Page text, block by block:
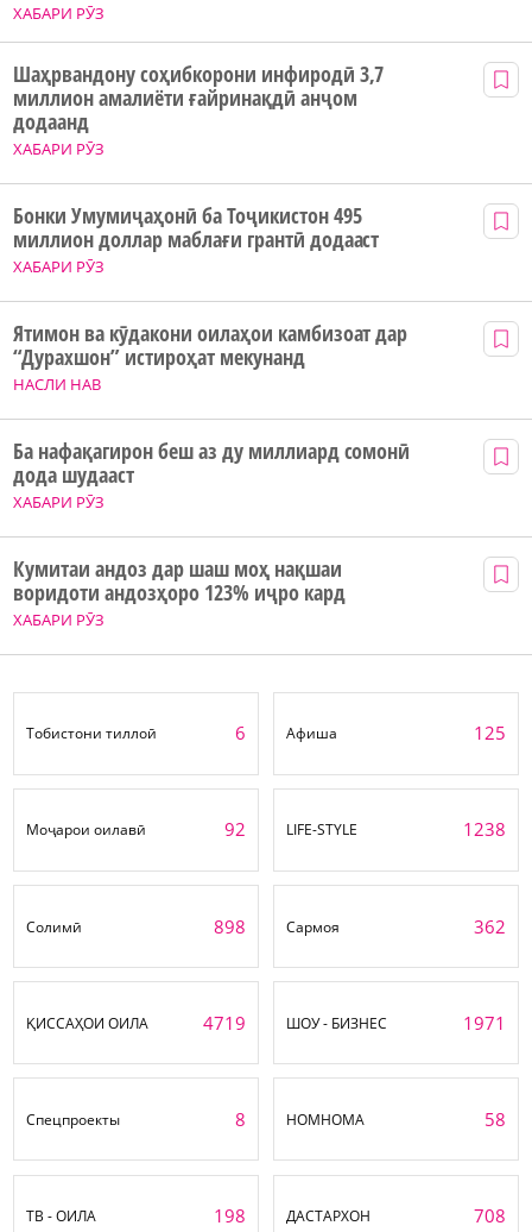
ХАБАРИ РӮЗ
ХАБАРИ РӮЗ
Шаҳрвандону соҳибкорони инфиродӣ 3,7
миллион амалиёти ғайринақдӣ анҷом
додаанд
ХАБАРИ РӮЗ
Бонки Умумиҷаҳонӣ ба Тоҷикистон 495
миллион доллар маблағи грантӣ додааст
НАСЛИ НАВ
Ятимон ва кӯдакони оилаҳои камбизоат дар
“Дурахшон” истироҳат мекунанд
ХАБАРИ РӮЗ
Ба нафақагирон беш аз ду миллиард сомонӣ
дода шудааст
ХАБАРИ РӮЗ
Кумитаи андоз дар шаш моҳ нақшаи
воридоти андозҳоро 123% иҷро кард
Тобистони тиллоӣ 6 Афиша 125
Моҷарои оилавӣ 92 LIFE-STYLE 1238
Солимӣ 898 Сармоя 362
ҚИССАҲОИ ОИЛА 4719 ШОУ - БИЗНЕС 1971
Спецпроекты 8 НОМНОМА 58
ТВ - ОИЛА 198 ДАСТАРХОН 708